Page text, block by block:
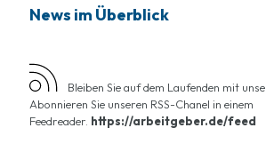
News im Überblick
Bleiben Sie auf dem Laufenden mit
Abonnieren Sie unseren RSS-Chanel in einem
Feedreader. https://arbeitgeber.de/feed